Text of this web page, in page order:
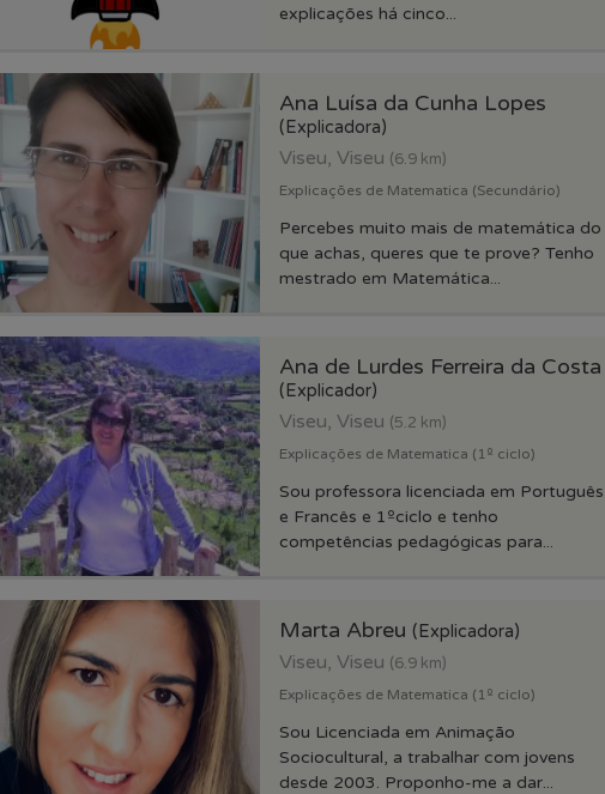
explicações há cinco...
Ana Luísa da Cunha Lopes
(Explicadora)
Viseu, Viseu (6.9 km)
Explicações de Matematica (Secundário)
Percebes muito mais de matemática do
que achas, queres que te prove? Tenho
mestrado em Matemática...
Ana de Lurdes Ferreira da Costa
(Explicador)
Viseu, Viseu (5.2 km)
Explicações de Matematica (1º ciclo)
Sou professora licenciada em Português
e Francês e 1ºciclo e tenho
competências pedagógicas para...
Marta Abreu (Explicadora)
Viseu, Viseu (6.9 km)
Explicações de Matematica (1º ciclo)
Sou Licenciada em Animação
Sociocultural, a trabalhar com jovens
desde 2003. Proponho-me a dar...